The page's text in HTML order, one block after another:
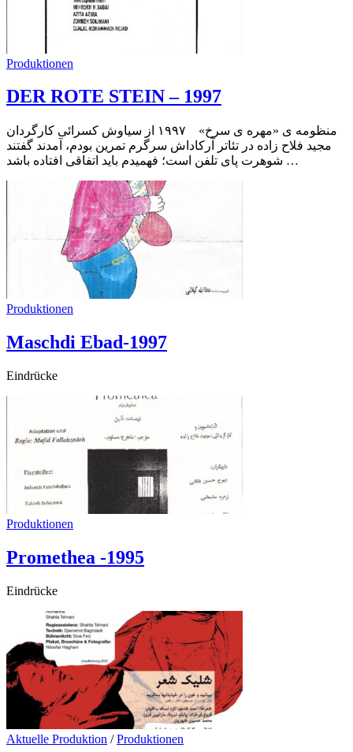
Produktionen
DER ROTE STEIN – 1997
منظومه ی «مهره ی سرخ» ۱۹۹۷ از سیاوش کسرائی کارگردان
مجید فلاح زاده در تئاتر آرکاداش سرگرم تمرین بودم، آمدند گفتند
شوهرت پای تلفن است؛ فهمیدم باید اتفاقی افتاده باشد …
Produktionen
Maschdi Ebad-1997
Eindrücke
Produktionen
Promethea -1995
Eindrücke
Aktuelle Produktion /Produktionen